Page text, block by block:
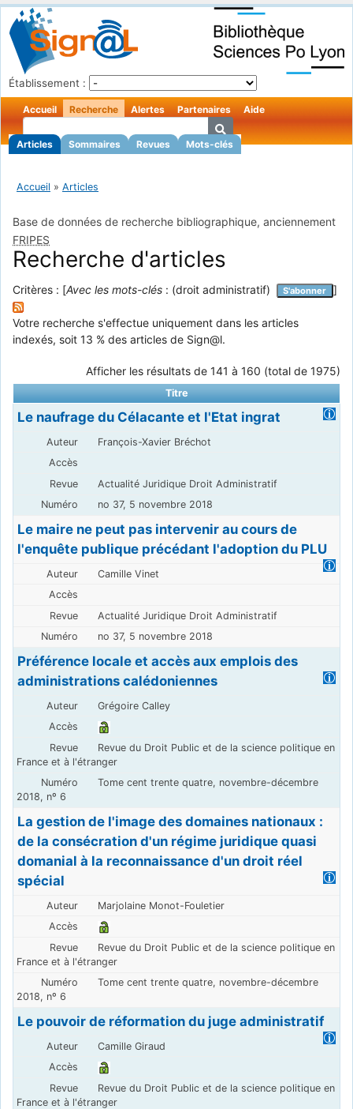
Établissement :
Accueil Recherche
Articles Sommaires Revues Mots-clés
Alertes Partenaires Aide
Accueil » Articles
Base de données de recherche bibliographique, anciennement
FRIPES
Recherche d'articles
Critères : [Avec les mots-clés : (droit administratif) S'abonner ]
Votre recherche s'effectue uniquement dans les articles
indexés, soit 13 % des articles de Sign@l.
Afficher les résultats de 141 à 160 (total de 1975)
Titre
Le naufrage du Célacante et l'Etat ingrat
François-Xavier Bréchot
Actualité Juridique Droit Administratif
no 37, 5 novembre 2018
Le maire ne peut pas intervenir au cours de
l'enquête publique précédant l'adoption du PLU
Camille Vinet
Actualité Juridique Droit Administratif
no 37, 5 novembre 2018
Préférence locale et accès aux emplois des
administrations calédoniennes
Grégoire Calley
Revue du Droit Public et de la science politique en
France et à l'étranger
Tome cent trente quatre, novembre-décembre
2018, nº 6
La gestion de l'image des domaines nationaux :
de la consécration d'un régime juridique quasi
domanial à la reconnaissance d'un droit réel
spécial
Marjolaine Monot-Fouletier
Revue du Droit Public et de la science politique en
France et à l'étranger
Tome cent trente quatre, novembre-décembre
2018, nº 6
Le pouvoir de réformation du juge administratif
Camille Giraud
Revue du Droit Public et de la science politique en
France et à l'étranger